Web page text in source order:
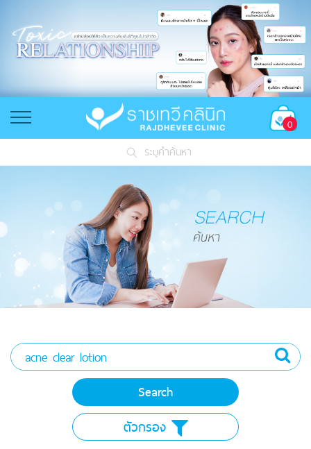
0
ระบุคำค้นหา
ตัวกรอง